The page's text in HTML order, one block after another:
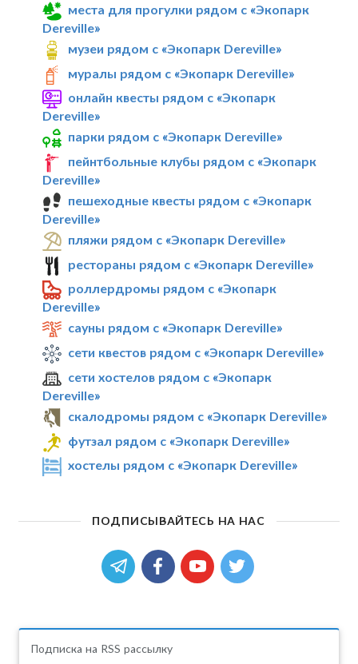
места для прогулки рядом с «Экопарк
Dereville»
музеи рядом с «Экопарк Dereville»
муралы рядом с «Экопарк Dereville»
онлайн квесты рядом с «Экопарк
Dereville»
парки рядом с «Экопарк Dereville»
пейнтбольные клубы рядом с «Экопарк
Dereville»
пешеходные квесты рядом с «Экопарк
Dereville»
пляжи рядом с «Экопарк Dereville»
рестораны рядом с «Экопарк Dereville»
роллердромы рядом с «Экопарк
Dereville»
сауны рядом с «Экопарк Dereville»
сети квестов рядом с «Экопарк Dereville»
сети хостелов рядом с «Экопарк
Dereville»
скалодромы рядом с «Экопарк Dereville»
футзал рядом с «Экопарк Dereville»
хостелы рядом с «Экопарк Dereville»
ПОДПИСЫВАЙТЕСЬ НА НАС
Подписка на RSS рассылку